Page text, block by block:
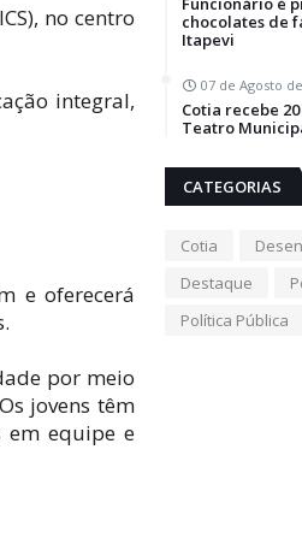
no centro
integral,
e oferecerá
por meio
jovens têm
em equipe e
chocolates de
Itapevi
07 de Agosto
Cotia recebe
Teatro
CATEGORIAS
Cotia
Destaque
Política Pública